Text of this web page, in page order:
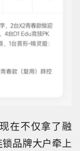
在不仅拿了融
品牌大户牵上